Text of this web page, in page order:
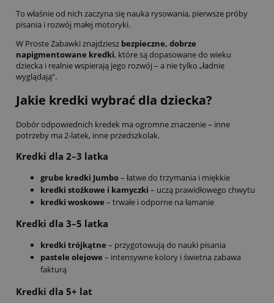
To właśnie od nich zaczyna się nauka rysowania, pierwsze próby
pisania i rozwój małej motoryki.
W Proste Zabawki znajdziesz bezpieczne, dobrze
napigmentowane kredki, które są dopasowane do wieku
dziecka i realnie wspierają jego rozwój – a nie tylko „ładnie
wyglądają”.
Jakie kredki wybrać dla dziecka?
Dobór odpowiednich kredek ma ogromne znaczenie – inne
potrzeby ma 2-latek, inne przedszkolak.
Kredki dla 2–3 latka
grube kredki Jumbo– łatwe do trzymania i miękkie
kredki stożkowe i kamyczki – uczą prawidłowego chwytu
kredki woskowe – trwałe i odporne na łamanie
Kredki dla 3–5 latka
kredki trójkątne – przygotowują do nauki pisania
pastele olejowe – intensywne kolory i świetna zabawa
fakturą
Kredki dla 5+ lat